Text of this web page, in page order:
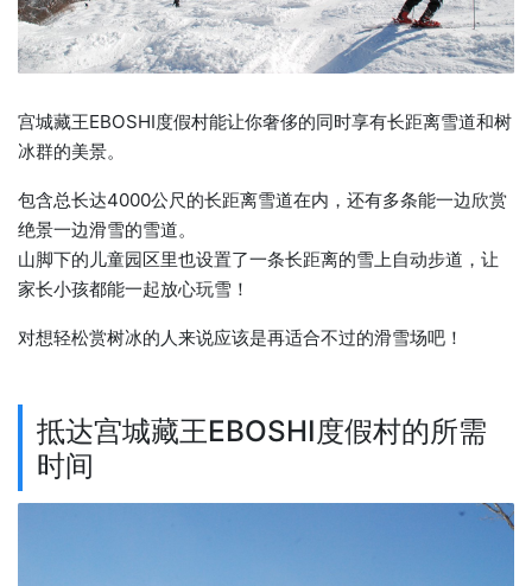
宫城藏王EBOSHI度假村能让你奢侈的同时享有长距离雪道和树
冰群的美景。
包含总长达4000公尺的长距离雪道在内，还有多条能一边欣赏
绝景一边滑雪的雪道。
山脚下的儿童园区里也设置了一条长距离的雪上自动步道，让
家长小孩都能一起放心玩雪！
对想轻松赏树冰的人来说应该是再适合不过的滑雪场吧！
抵达宫城藏王EBOSHI度假村的所需
时间